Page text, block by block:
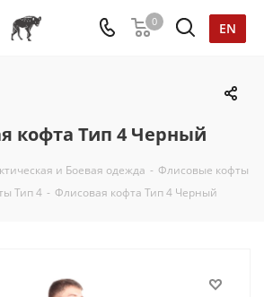
EN
0
кофта Тип 4 Черный
и Боевая одежда - Флисовые кофты
Тип 4 - Флисовая кофта Тип 4 Черный